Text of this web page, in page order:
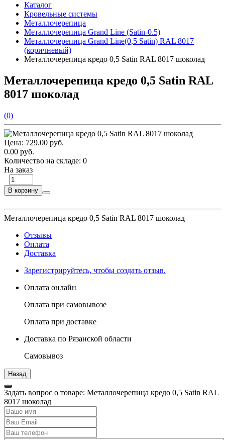
Каталог
Кровельные системы
Металлочерепица
Металлочерепица Grand Line (Satin-0.5)
Металлочерепица Grand Line(0,5 Satin) RAL 8017
(коричневый)
Металлочерепица кредо 0,5 Satin RAL 8017 шоколад
Металлочерепица кредо 0,5 Satin RAL
8017 шоколад
(0)
Цена: 729.00 руб.
0.00 руб.
Количество на складе: 0
На заказ
В корзину
Металлочерепица кредо 0,5 Satin RAL 8017 шоколад
Отзывы
Оплата
Доставка
Зарегистрируйтесь, чтобы создать отзыв.
Оплата онлайн
Оплата при самовывозе
Оплата при доставке
Доставка по Рязанской области
Самовывоз
Задать вопрос о товаре: Металлочерепица кредо 0,5 Satin RAL
8017 шоколад